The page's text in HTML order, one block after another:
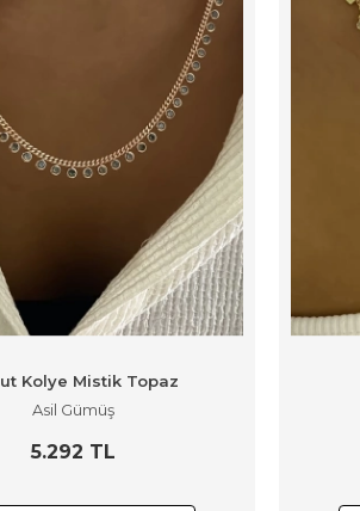
Kolye Mistik Topaz
Asil Gümüş
5.292 TL